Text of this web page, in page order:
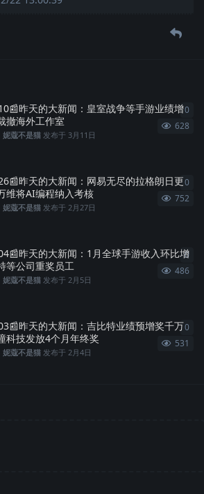
昨天的大新闻：皇室战争等手游业绩增
撤海外工作室
妮蔻不是猫 发布于3月11日
628
0
昨天的大新闻：网易无尽的拉格朗日更
维将AI编程纳入考核
妮蔻不是猫 发布于2月27日
752
0
昨天的大新闻：1月全球手游收入环比增
等公司重奖员工
妮蔻不是猫 发布于2月5日
486
0
昨天的大新闻：吉比特业绩预增奖千万
科技发放4个月年终奖
妮蔻不是猫 发布于2月4日
531
0